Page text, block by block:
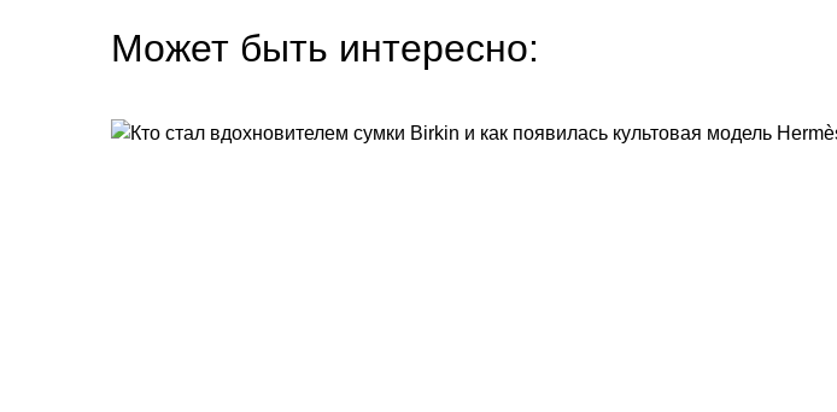
Может быть интересно: